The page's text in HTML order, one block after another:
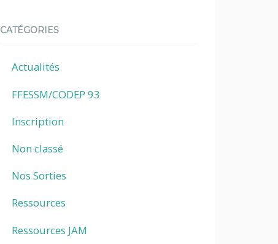
CATÉGORIES
Actualités
FFESSM/CODEP 93
Inscription
Non classé
Nos Sorties
Ressources
Ressources JAM